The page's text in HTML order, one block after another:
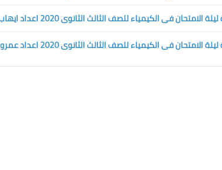
الامتحان فى الكيمياء للصف الثالث الثانوى 2020 اعداد ايهاب سعيد
الامتحان فى الكيمياء للصف الثالث الثانوى 2020 اعداد عمرو الصيفي